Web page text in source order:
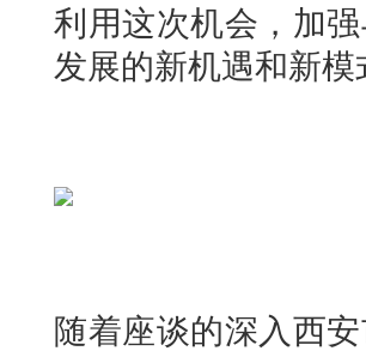
利用这次机会，加
发展的新机遇和新模
随着座谈的深入西